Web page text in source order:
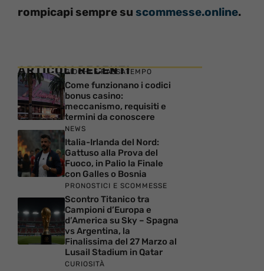
rompicapi sempre su scommesse.online.
ARTICOLI RECENTI
GIOCHI E PASSATEMPO
Come funzionano i codici
bonus casino:
meccanismo, requisiti e
termini da conoscere
NEWS
Italia-Irlanda del Nord:
Gattuso alla Prova del
Fuoco, in Palio la Finale
con Galles o Bosnia
PRONOSTICI E SCOMMESSE
Scontro Titanico tra
Campioni d’Europa e
d’America su Sky – Spagna
vs Argentina, la
Finalissima del 27 Marzo al
Lusail Stadium in Qatar
CURIOSITÀ